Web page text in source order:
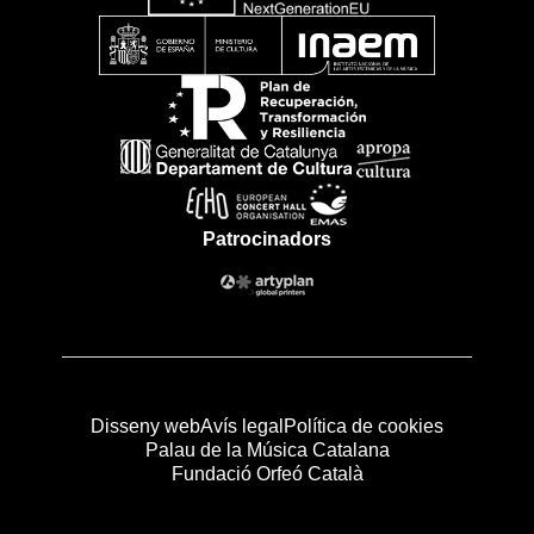
Patrocinadors
Disseny webAvís legal Política de cookies
Palau de la Música Catalana
Fundació Orfeó Català